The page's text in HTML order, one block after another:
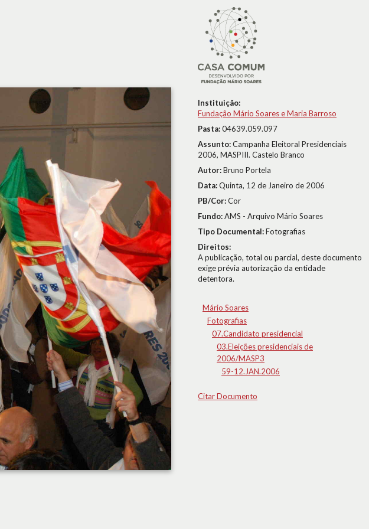
Instituição:
Fundação Mário Soares e Maria Barroso
Pasta:04639.059.097
Assunto:Campanha Eleitoral Presidenciais
2006, MASPIII. Castelo Branco
Autor:Bruno Portela
Data:Quinta, 12 de Janeiro de 2006
PB/Cor:Cor
Fundo:AMS - Arquivo Mário Soares
Tipo Documental:Fotografias
Direitos:
A publicação, total ou parcial, deste documento
exige prévia autorização da entidade
detentora.
Mário Soares
Fotografias
07.Candidato presidencial
03.Eleições presidenciais de
2006/MASP3
59-12.JAN.2006
Citar Documento